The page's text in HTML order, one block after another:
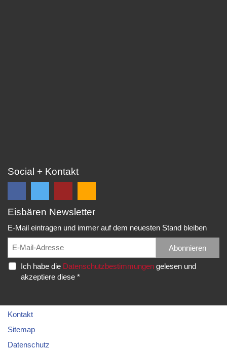
Social + Kontakt
Folge
auf
Facebook
und
erhalte
die
Folge
auf
Twitter
und
erhalte
die
EC
Eppelheim
Rudolf-
Diesel-
Str.
Eppelheim
Falls
unsere
Spielberichte,
etc.
Eisbären Newsletter
E-Mail eintragen und immer auf dem neuesten Stand bleiben
Abonnieren
Ich habe die Datenschutzbestimmungengelesen und
akzeptiere diese *
Kontakt
Sitemap
Datenschutz